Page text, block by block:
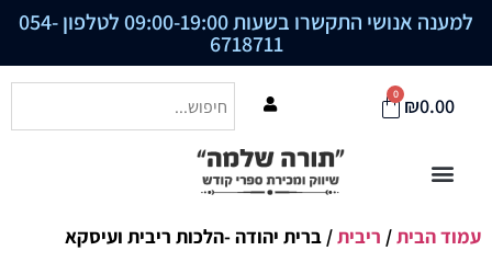
למענה אנושי התקשרו בשעות 09:00-19:00 לטלפון 054-
6718711
₪0.00
0
עמוד הבית/ ריבית/ ברית יהודה -הלכות ריבית ועיסקא